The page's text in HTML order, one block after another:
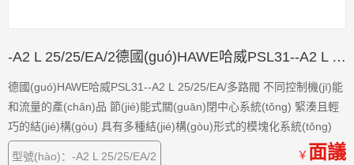
-A2 L 25/25/EA/2德國(guó)HAWE哈威PSL31--A2 L 25/25/EA/多路閥
德國(guó)HAWE哈威PSL31--A2 L 25/25/EA/多路閥 不同控制機(jī)能
和流量的產(chǎn)品 節(jié)能式關(guān)閉中心系統(tǒng) 緊湊且輕
巧的結(jié)構(gòu) 具有多種結(jié)構(gòu)形式的模塊化系統(tǒng)
型號(hào)：-A2 L 25/25/EA/2 ￥ 面議